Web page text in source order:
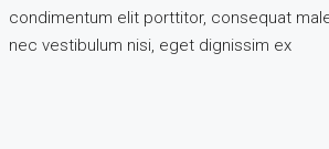
condimentum elit porttitor, consequat
nec vestibulum nisi, eget dignissim ex